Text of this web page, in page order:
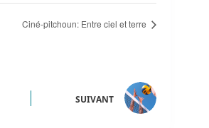
Ciné-pitchoun: Entre ciel et terre
SUIVANT